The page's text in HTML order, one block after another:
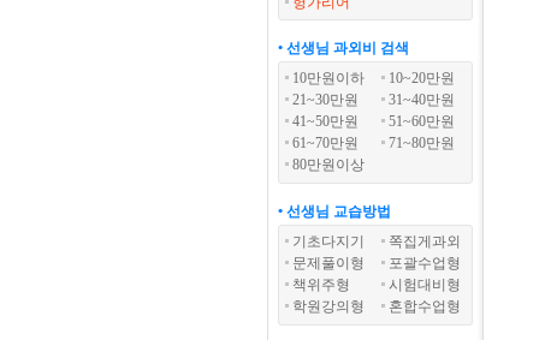
• 선생님 과외비 검색
10만원이하
10~20만원
21~30만원
31~40만원
41~50만원
51~60만원
61~70만원
71~80만원
80만원이상
• 선생님 교습방법
기초다지기
쪽집게과외
문제풀이형
포괄수업형
책위주형
시험대비형
학원강의형
혼합수업형